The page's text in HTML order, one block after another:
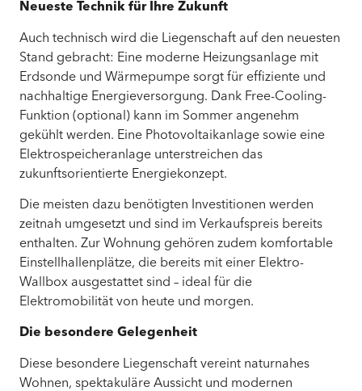
Neueste Technik für Ihre Zukunft
Auch technisch wird die Liegenschaft auf den neuesten
Stand gebracht: Eine moderne Heizungsanlage mit
Erdsonde und Wärmepumpe sorgt für effiziente und
nachhaltige Energieversorgung. Dank Free-Cooling-
Funktion (optional) kann im Sommer angenehm
gekühlt werden. Eine Photovoltaikanlage sowie eine
Elektrospeicheranlage unterstreichen das
zukunftsorientierte Energiekonzept.
Die meisten dazu benötigten Investitionen werden
zeitnah umgesetzt und sind im Verkaufspreis bereits
enthalten. Zur Wohnung gehören zudem komfortable
Einstellhallenplätze, die bereits mit einer Elektro-
Wallbox ausgestattet sind – ideal für die
Elektromobilität von heute und morgen.
Die besondere Gelegenheit
Diese besondere Liegenschaft vereint naturnahes
Wohnen, spektakuläre Aussicht und modernen